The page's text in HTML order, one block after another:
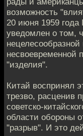
возможность
20 июня 1959
уведомлен о том,
несвоевременной
"изделия".
Китай воспринял
трезво, расценив
советско-
области обороны
"разрыв". И это